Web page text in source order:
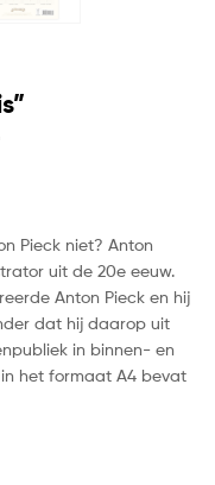
Pieck niet? Anton
uit de 20e eeuw.
Anton Pieck en hij
dat hij daarop uit
in binnen- en
het formaat A4 bevat